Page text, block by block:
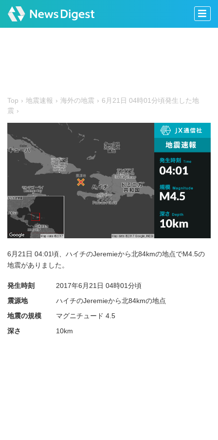
Top 地震速報 海外の地震
6月21日 04時01分頃発生した地
震
6月21日 04:01頃、ハイチのJeremieから北84kmの地点でM4.5の
地震がありました。
発生時刻 2017年6月21日 04時01分頃
震源地
ハイチのJeremieから北84kmの地点
地震の規模
マグニチュード 4.5
深さ
10km